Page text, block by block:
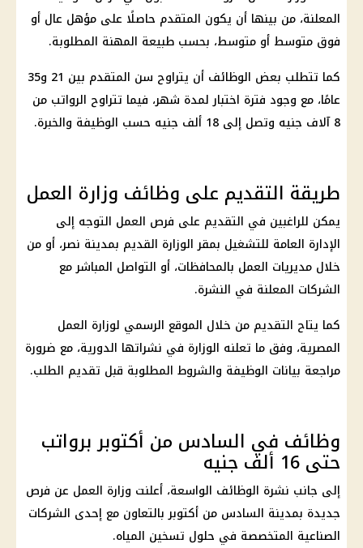
المعلنة، من بينها أن يكون المتقدم حاصلًا على مؤهل عال أو
فوق متوسط أو متوسط، بحسب طبيعة المهنة المطلوبة.
كما تتطلب بعض الوظائف أن يتراوح سن المتقدم بين 21 و35
عامًا، مع وجود فترة اختبار لمدة شهر، فيما تتراوح الرواتب من
8 آلاف جنيه وتصل إلى 18 ألف جنيه حسب الوظيفة والخبرة.
طريقة التقديم على وظائف وزارة العمل
يمكن للراغبين في التقديم على فرص العمل التوجه إلى
الإدارة العامة للتشغيل بمقر الوزارة القديم بمدينة نصر، أو من
خلال مديريات العمل بالمحافظات، أو التواصل المباشر مع
الشركات المعلنة في النشرة.
كما يتاح التقديم من خلال الموقع الرسمي لوزارة العمل
المصرية، وفق ما تعلنه الوزارة في نشراتها الدورية، مع ضرورة
مراجعة بيانات الوظيفة والشروط المطلوبة قبل تقديم الطلب.
وظائف في السادس من أكتوبر برواتب
حتى 16 ألف جنيه
إلى جانب نشرة الوظائف الواسعة، أعلنت وزارة العمل عن فرص
جديدة بمدينة السادس من أكتوبر بالتعاون مع إحدى الشركات
الصناعية المتخصصة في حلول تسخين المياه.